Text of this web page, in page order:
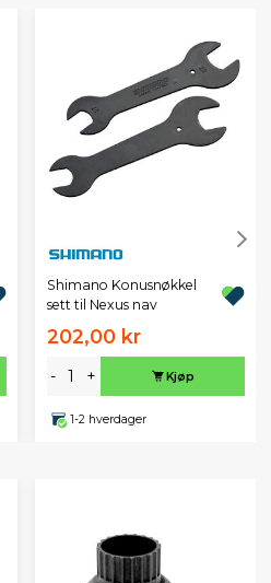
Shimano Konusnøkkel
sett til Nexus nav
202,00 kr
- + Kjøp
1-2 hverdager